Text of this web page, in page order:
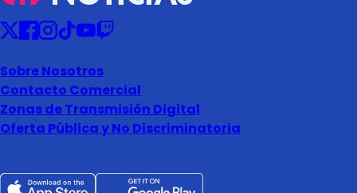
Sobre Nosotros
Contacto Comercial
Zonas de Transmisión Digital
Oferta Pública y No Discriminatoria